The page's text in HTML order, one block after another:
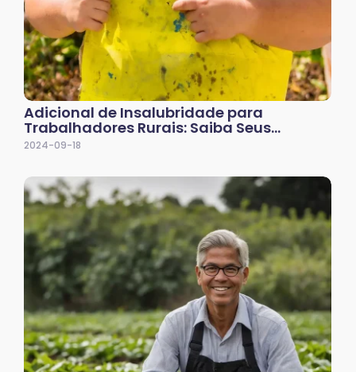
Adicional de Insalubridade para
Trabalhadores Rurais: Saiba Seus…
2024-09-18